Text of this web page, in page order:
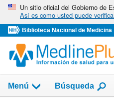
Omita
vaya
al
Contenido
Un sitio oficial del Gobierno de
Así es como usted puede
Biblioteca Nacional de Medicina
Menú
Mostrar
Búsqueda